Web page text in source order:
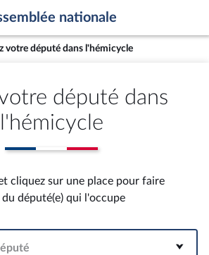
nationale
votre député dans l'hémicycle
député dans
l'hémicycle
cliquez sur une place pour faire
député(e) qui l'occupe